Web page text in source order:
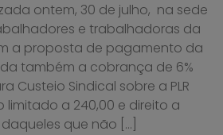
ontem, 30 de julho, na sede
e trabalhadoras da
a proposta de pagamento da
também a cobrança de 6%
Custeio Sindical sobre a PLR
limitado a 240,00 e direito a
que não […]